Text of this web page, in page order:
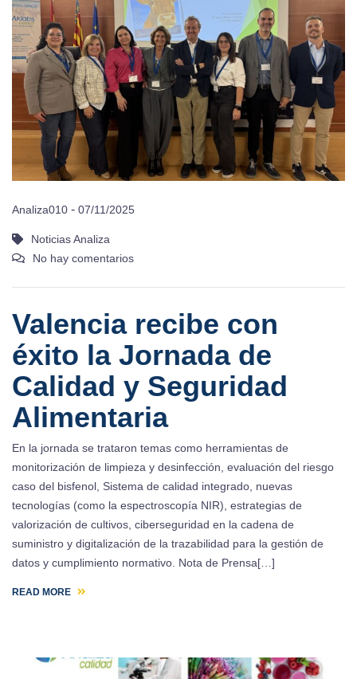
Analiza010 - 07/11/2025
Noticias Analiza
No hay comentarios
Valencia recibe con
éxito la Jornada de
Calidad y Seguridad
Alimentaria
En la jornada se trataron temas como herramientas de
monitorización de limpieza y desinfección, evaluación del riesgo
caso del bisfenol, Sistema de calidad integrado, nuevas
tecnologías (como la espectroscopía NIR), estrategias de
valorización de cultivos, ciberseguridad en la cadena de
suministro y digitalización de la trazabilidad para la gestión de
datos y cumplimiento normativo. Nota de Prensa[…]
READ MORE